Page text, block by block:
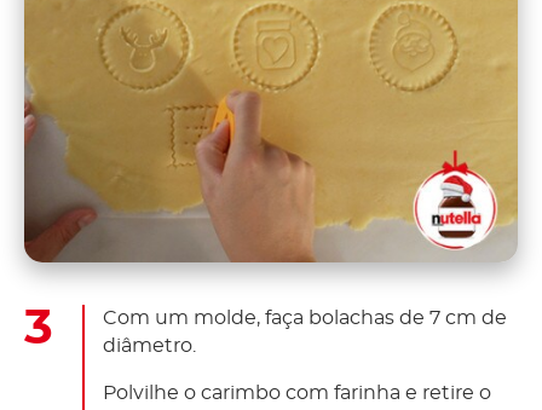
Com um molde, faça bolachas de 7 cm de
diâmetro.
Polvilhe o carimbo com farinha e retire o